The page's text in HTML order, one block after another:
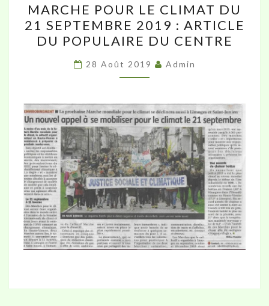
POUR
LE
CLIMAT
DU
21
2019
:
ARTICLE
DU
POPULAIRE
DU
CENTRE
MARCHE POUR LE CLIMAT DU
21 SEPTEMBRE 2019 : ARTICLE
DU POPULAIRE DU CENTRE
28 Août 2019 Admin